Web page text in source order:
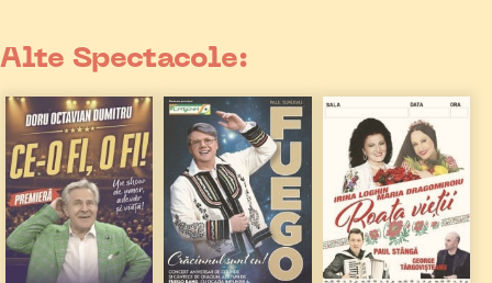
Alte Spectacole: